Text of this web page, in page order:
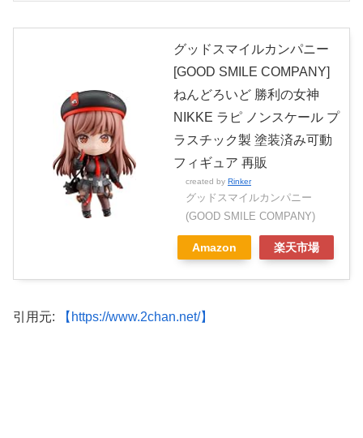
グッドスマイルカンパニー
[GOOD SMILE COMPANY]
ねんどろいど 勝利の女神
NIKKE ラピ ノンスケール プ
ラスチック製 塗装済み可動
フィギュア 再販
created by Rinker
グッドスマイルカンパニー
(GOOD SMILE COMPANY)
Amazon 楽天市場
引用元: 【https://www.2chan.net/】